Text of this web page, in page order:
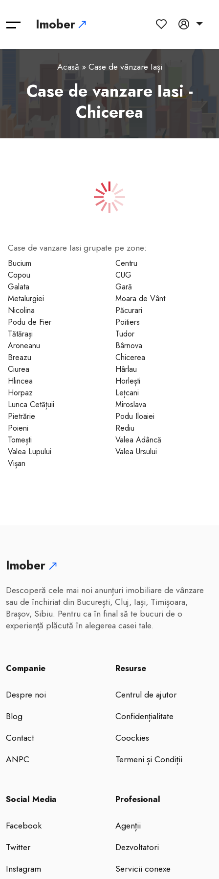
Imober
Acasă » Case de vânzare Iași
Case de vanzare Iasi -
Chicerea
1 2 3 4
Case de vanzare Iasi grupate pe zone:
Bucium
Centru
Copou
CUG
Galata
Gară
Metalurgiei
Moara de Vânt
Nicolina
Păcurari
Podu de Fier
Poitiers
Tătărași
Tudor
Aroneanu
Bârnova
Breazu
Chicerea
Ciurea
Hârlau
Hlincea
Horlești
Horpaz
Lețcani
Lunca Cetățuii
Miroslava
Pietrărie
Podu Iloaiei
Poieni
Rediu
Tomești
Valea Adâncă
Valea Lupului
Valea Ursului
Vișan
Imober
Descoperă cele mai noi anunțuri imobiliare de vânzare
sau de închiriat din București, Cluj, Iași, Timișoara,
Brașov, Sibiu. Pentru ca în final să te bucuri de o
experiență plăcută în alegerea casei tale.
Companie
Despre noi
Blog
Contact
ANPC
Resurse
Centrul de ajutor
Confidențialitate
Coockies
Termeni și Condiții
Social Media
Facebook
Twitter
Instagram
Profesional
Agenții
Dezvoltatori
Servicii conexe